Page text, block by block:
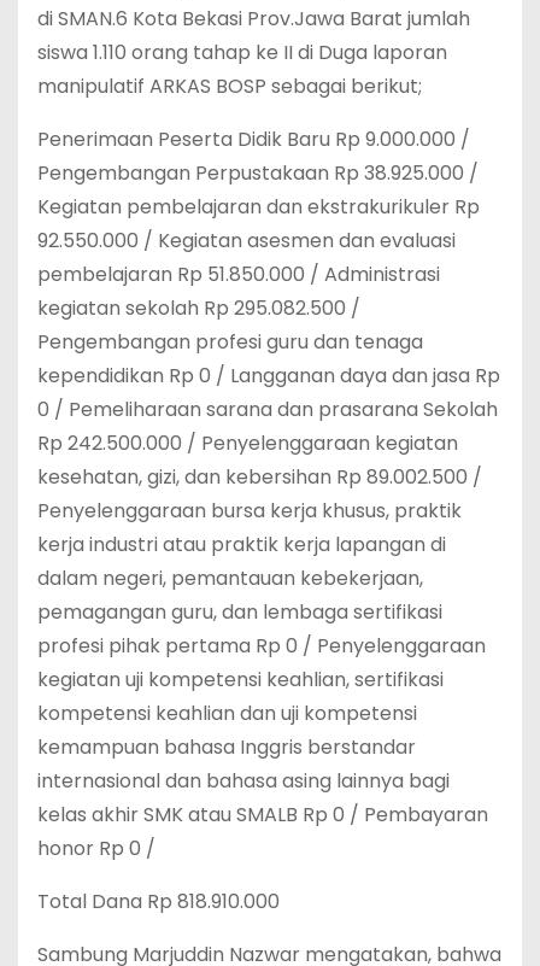
di SMAN.6 Kota Bekasi Prov.Jawa Barat jumlah
siswa 1.110 orang tahap ke II di Duga laporan
manipulatif ARKAS BOSP sebagai berikut;
Penerimaan Peserta Didik Baru Rp 9.000.000 /
Pengembangan Perpustakaan Rp 38.925.000 /
Kegiatan pembelajaran dan ekstrakurikuler Rp
92.550.000 / Kegiatan asesmen dan evaluasi
pembelajaran Rp 51.850.000 / Administrasi
kegiatan sekolah Rp 295.082.500 /
Pengembangan profesi guru dan tenaga
kependidikan Rp 0 / Langganan daya dan jasa Rp
0 / Pemeliharaan sarana dan prasarana Sekolah
Rp 242.500.000 / Penyelenggaraan kegiatan
kesehatan, gizi, dan kebersihan Rp 89.002.500 /
Penyelenggaraan bursa kerja khusus, praktik
kerja industri atau praktik kerja lapangan di
dalam negeri, pemantauan kebekerjaan,
pemagangan guru, dan lembaga sertifikasi
profesi pihak pertama Rp 0 / Penyelenggaraan
kegiatan uji kompetensi keahlian, sertifikasi
kompetensi keahlian dan uji kompetensi
kemampuan bahasa Inggris berstandar
internasional dan bahasa asing lainnya bagi
kelas akhir SMK atau SMALB Rp 0 / Pembayaran
honor Rp 0 /
Total Dana Rp 818.910.000
Sambung Marjuddin Nazwar mengatakan, bahwa